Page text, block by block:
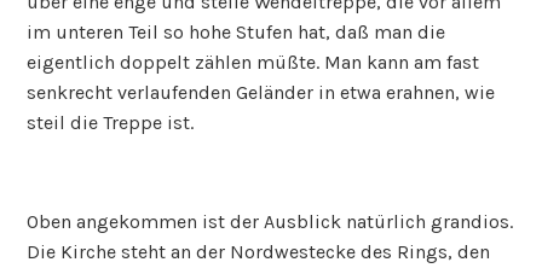
im unteren Teil so hohe Stufen hat, daß man die
eigentlich doppelt zählen müßte. Man kann am fast
senkrecht verlaufenden Geländer in etwa erahnen, wie
steil die Treppe ist.
Oben angekommen ist der Ausblick natürlich grandios.
Die Kirche steht an der Nordwestecke des Rings, den